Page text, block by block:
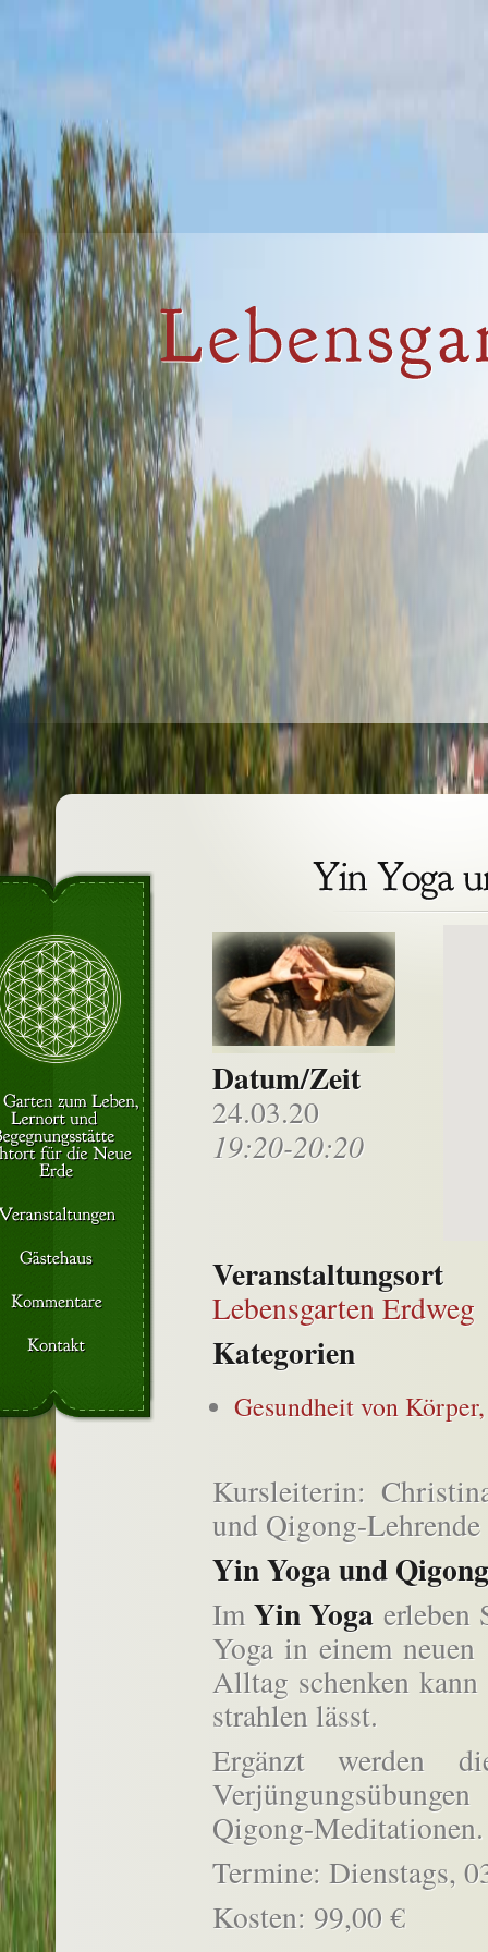
Datum/Zeit
24.03.20
19:20-20:20
Veranstaltungsort
Lebensgarten Erdweg
Kategorien
Gesundheit von
Kursleiterin:
und Qigong-
Yin Yoga und
ImYin Yoga erleben
Yoga in einem neuen
Alltag schenken
strahlen lässt.
Ergänzt werden
Qigong-Meditationen.
Termine: Dienstags,
Kosten: 99,00 €